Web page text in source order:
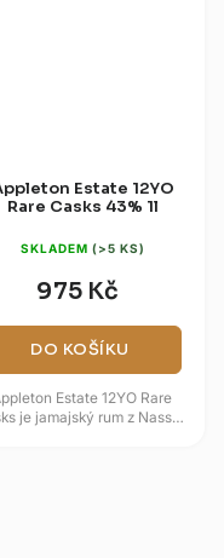
Estate 12YO
Rare Casks 43% 1l
SKLADEM (>5 KS)
975 Kč
DO KOŠÍKU
Estate 12YO Rare
je jamajský rum z Nassau